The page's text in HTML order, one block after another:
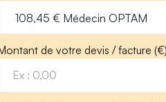
de votre devis / facture